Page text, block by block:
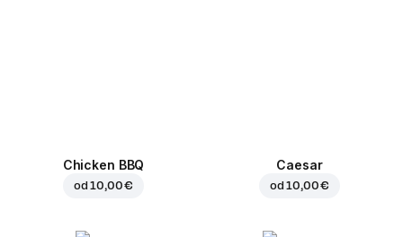
Chicken BBQ
od10,00 €
Caesar
od10,00 €